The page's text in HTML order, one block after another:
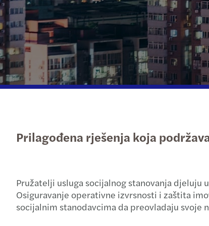
Pročitajte više
Prilagođena rješenja koja
Pružatelji usluga socijalnog stanovanja
Osiguravanje operativne izvrsnosti i zaštita
socijalnim stanodavcima da preovladaju svoje